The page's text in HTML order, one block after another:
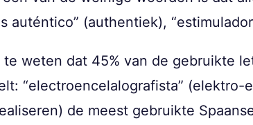
auténtico” (authentiek),
te weten dat 45% van de gebruikte
“electroencelalografista” (elektro-
de meest gebruikte